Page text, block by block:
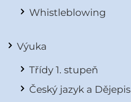
Whistleblowing
Výuka
Třídy 1. stupeň
Český jazyk a Dějepis